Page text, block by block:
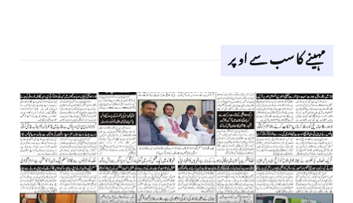
مہینے کا سب سے اوپر